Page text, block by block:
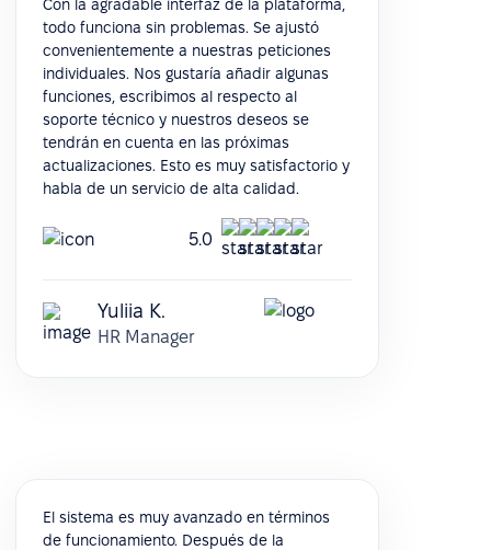
Con la agradable interfaz de la plataforma,
todo funciona sin problemas. Se ajustó
convenientemente a nuestras peticiones
individuales. Nos gustaría añadir algunas
funciones, escribimos al respecto al
soporte técnico y nuestros deseos se
tendrán en cuenta en las próximas
actualizaciones. Esto es muy satisfactorio y
habla de un servicio de alta calidad.
5.0
Yuliia K.
HR Manager
El sistema es muy avanzado en términos
de funcionamiento. Después de la